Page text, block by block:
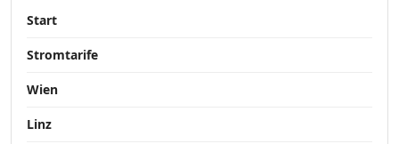
Start
Stromtarife
Wien
Linz